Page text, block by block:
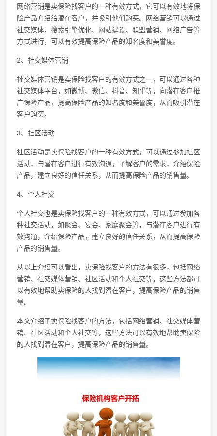
网络营销是卖保险找客户的一种有效方式，它可以有效地将保
险产品介绍给潜在客户，并吸引他们购买。网络营销可以通过
社交媒体、搜索引擎优化、网站建设、联盟营销、网络广告等
方式进行，可以有效提高保险产品的知名度和美誉度。
2、社交媒体营销
社交媒体营销是卖保险找客户的有效方式之一，可以通过各种
社交媒体平台，如微博、微信、抖音、知乎等，向潜在客户推
广保险产品，提高保险产品的知名度和美誉度，从而吸引潜在
客户购买。
3、社区活动
社区活动是卖保险找客户的一种有效方式，可以通过参加社区
活动，与潜在客户进行有效沟通，了解客户的需求，介绍保险
产品，建立良好的信任关系，从而提高保险产品的销售量。
4、个人社交
个人社交也是卖保险找客户的一种有效方式，可以通过参加各
种社交活动，如聚会、宴会、家庭聚会等，与潜在客户进行有
效沟通，介绍保险产品，建立良好的信任关系，从而提高保险
产品的销售量。
从以上介绍可以看出，卖保险找客户的方法有很多，包括网络
营销、社交媒体营销、社区活动和个人社交等，这些方法都可
以有效地帮助卖保险的人找到潜在客户，提高保险产品的销售
量。
本文介绍了卖保险找客户的方法，包括网络营销、社交媒体营
销、社区活动和个人社交等，这些方法可以有效地帮助卖保险
的人找到潜在客户，提高保险产品的销售量。